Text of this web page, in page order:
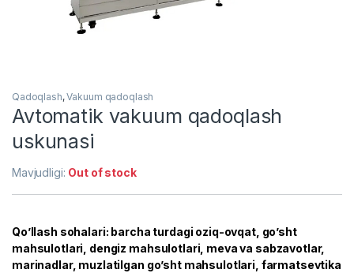
Qadoqlash,Vakuum qadoqlash
Avtomatik vakuum qadoqlash
uskunasi
Mavjudligi: Out of stock
Qo’llash sohalari: barcha turdagi oziq-ovqat, go’sht
mahsulotlari, dengiz mahsulotlari, meva va sabzavotlar,
marinadlar, muzlatilgan go’sht mahsulotlari, farmatsevtika